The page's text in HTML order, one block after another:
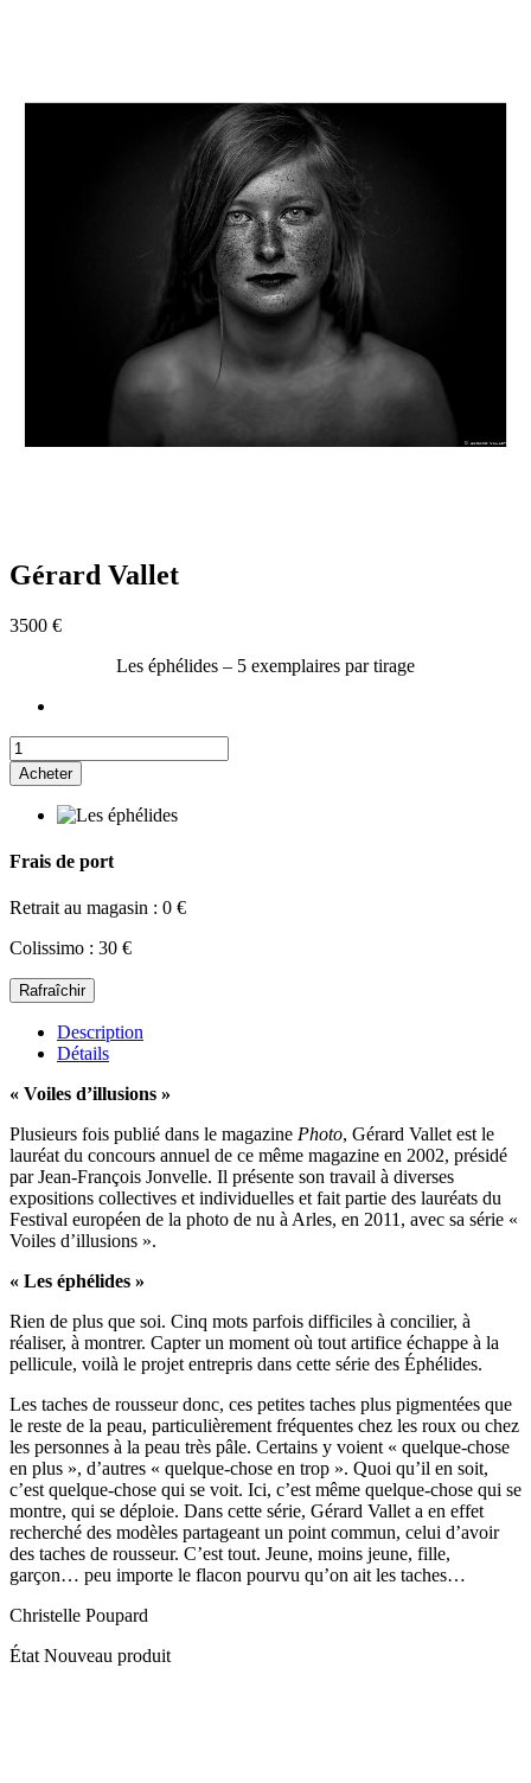
Gérard Vallet
3500 €
Les éphélides – 5 exemplaires par tirage
Acheter
Frais de port
Retrait au magasin : 0 €
Colissimo : 30 €
Description
Détails
« Voiles d’illusions »
Plusieurs fois publié dans le magazine Photo, Gérard Vallet est le
lauréat du concours annuel de ce même magazine en 2002, présidé
par Jean-François Jonvelle. Il présente son travail à diverses
expositions collectives et individuelles et fait partie des lauréats du
Festival européen de la photo de nu à Arles, en 2011, avec sa série «
Voiles d’illusions ».
« Les éphélides »
Rien de plus que soi. Cinq mots parfois difficiles à concilier, à
réaliser, à montrer. Capter un moment où tout artifice échappe à la
pellicule, voilà le projet entrepris dans cette série des Éphélides.
Les taches de rousseur donc, ces petites taches plus pigmentées que
le reste de la peau, particulièrement fréquentes chez les roux ou chez
les personnes à la peau très pâle. Certains y voient « quelque-chose
en plus », d’autres « quelque-chose en trop ». Quoi qu’il en soit,
c’est quelque-chose qui se voit. Ici, c’est même quelque-chose qui se
montre, qui se déploie. Dans cette série, Gérard Vallet a en effet
recherché des modèles partageant un point commun, celui d’avoir
des taches de rousseur. C’est tout. Jeune, moins jeune, fille,
garçon… peu importe le flacon pourvu qu’on ait les taches…
Christelle Poupard
État Nouveau produit